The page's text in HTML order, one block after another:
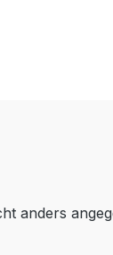
anders